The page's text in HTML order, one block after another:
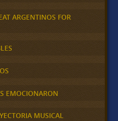
ARGENTINOS FOR
EMOCIONARON
MUSICAL